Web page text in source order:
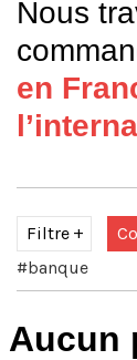
Nous
en
Filtre
Direction
#banque
Aucun